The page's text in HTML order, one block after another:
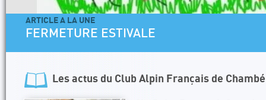
ARTICLE A LA UNE
FERMETURE ESTIVALE
Les actus du Club Alpin Français de